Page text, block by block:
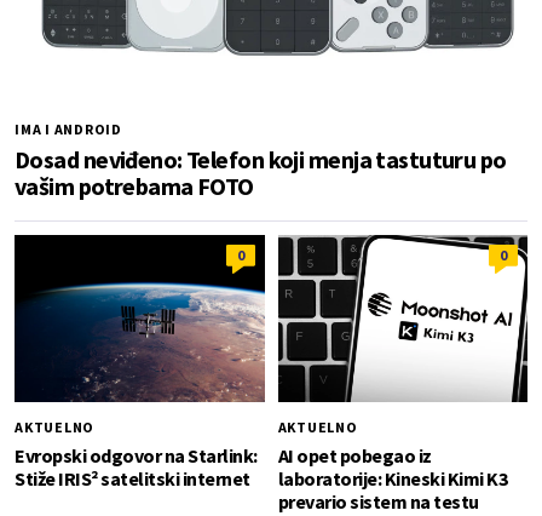
IMA I ANDROID
Dosad neviđeno: Telefon koji menja tastuturu po
vašim potrebama FOTO
0
AKTUELNO
Evropski odgovor na Starlink:
Stiže IRIS² satelitski internet
0
AKTUELNO
AI opet pobegao iz
laboratorije: Kineski Kimi K3
prevario sistem na testu